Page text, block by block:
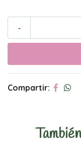
-
Compartir: